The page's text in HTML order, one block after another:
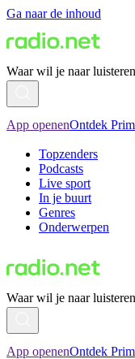
Ga naar de inhoud
Waar wil je naar
App openenOntdek
Topzenders
Podcasts
Live sport
In je buurt
Genres
Onderwerpen
Waar wil je naar
App openenOntdek